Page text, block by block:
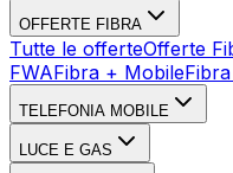
OFFERTE FIBRA
Tutte le offerteOfferte
FWAFibra + Mobile
TELEFONIA MOBILE
LUCE E GAS